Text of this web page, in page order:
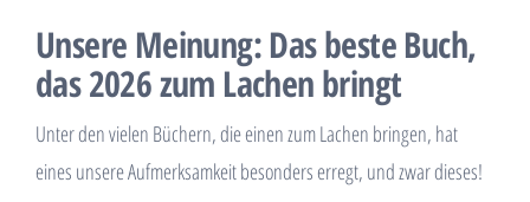
Unsere Meinung: Das beste Buch,
das 2026 zum Lachen bringt
Unter den vielen Büchern, die einen zum Lachen bringen, hat
eines unsere Aufmerksamkeit besonders erregt, und zwar dieses!